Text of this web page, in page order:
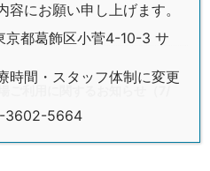
ご利用に関するお知らせ（7/
にお願い申し上げます。
京都葛飾区小菅4-10-3 サ
時間・スタッフ体制に変更
3602-5664